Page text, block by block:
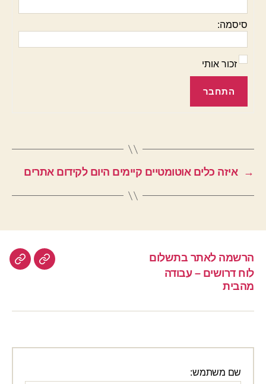
סיסמה:
זכור אותי
התחבר
→ איזה כלים אוטומטיים קיימים היום לקידום אתרים
הרשמה לאתר בתשלום
לוח דרושים – עבודה
מהבית
הרשמה
לוח
שם משתמש: